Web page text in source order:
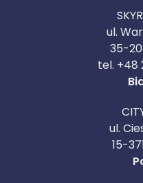
ul.
35-
tel. +48
ul.
15-